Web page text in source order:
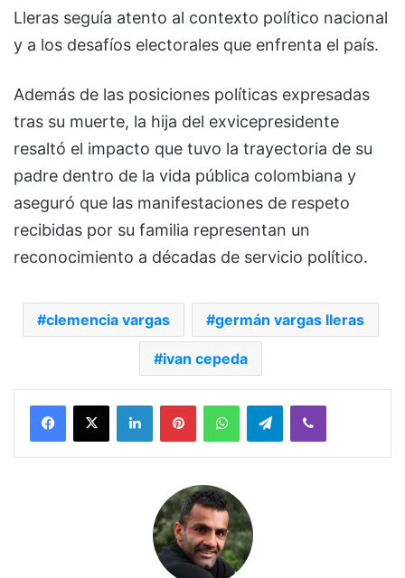
Lleras seguía atento al contexto político nacional
y a los desafíos electorales que enfrenta el país.
Además de las posiciones políticas expresadas
tras su muerte, la hija del exvicepresidente
resaltó el impacto que tuvo la trayectoria de su
padre dentro de la vida pública colombiana y
aseguró que las manifestaciones de respeto
recibidas por su familia representan un
reconocimiento a décadas de servicio político.
clemencia vargas germán vargas lleras
ivan cepeda
Facebook
X LinkedInPinterestWhatsAppTelegramViber